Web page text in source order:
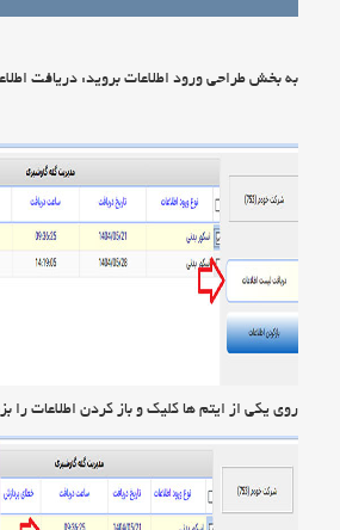
به بخش طراحی ورود اطلاعات بروید: دریافت
روی یکی از ایتم ها کلیک و باز کردن اطلاعات را